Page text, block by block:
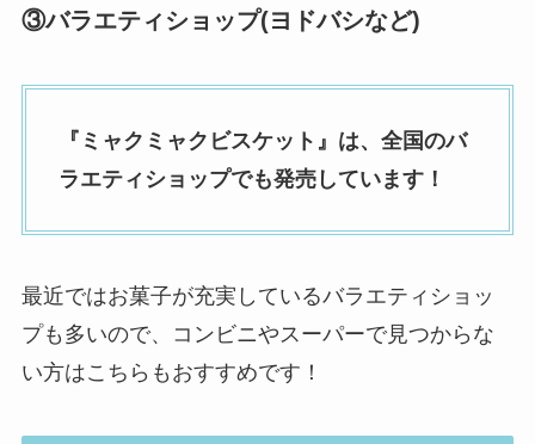
③バラエティショップ(ヨドバシなど)
『 ミャクミャクビスケット 』は、全国のバ
ラエティショップでも発売しています！
最近ではお菓子が充実しているバラエティショッ
プも多いので、コンビニやスーパーで見つからな
い方はこちらもおすすめです！